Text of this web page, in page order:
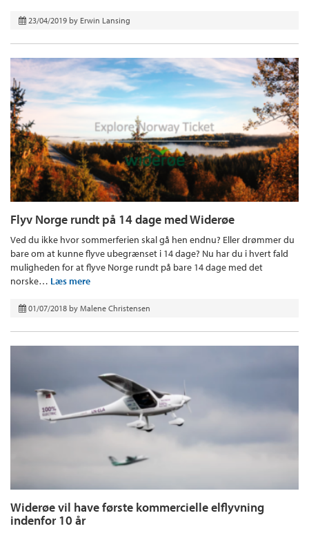
23/04/2019 by Erwin Lansing
Flyv Norge rundt på 14 dage med Widerøe
Ved du ikke hvor sommerferien skal gå hen endnu? Eller drømmer du
bare om at kunne flyve ubegrænset i 14 dage? Nu har du i hvert fald
muligheden for at flyve Norge rundt på bare 14 dage med det
norske… Læs mere
01/07/2018 by Malene Christensen
Widerøe vil have første kommercielle elflyvning
indenfor 10 år